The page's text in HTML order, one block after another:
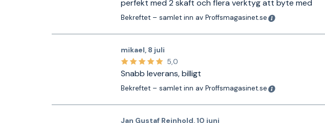
perfekt med 2 skaft och flera verktyg att byte med
Bekreftet – samlet inn av Proffsmagasinet.se
mikael, 8 juli
5,0
Snabb leverans, billigt
Bekreftet – samlet inn av Proffsmagasinet.se
Jan Gustaf Reinhold,10 juni